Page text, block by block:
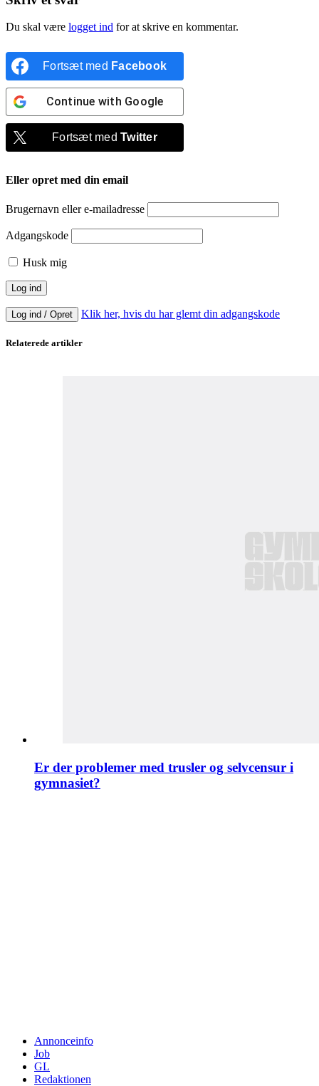
Du skal være logget ind for at skrive en kommentar.
Fortsæt med Facebook
Continue with Google
Fortsæt medTwitter
Eller opret med din email
Brugernavn eller e-mailadresse
Adgangskode
Husk mig
Log ind / Opret Klik her, hvis du har glemt din adgangskode
Relaterede artikler
Er der problemer med trusler og selvcensur i
gymnasiet?
Annonceinfo
Job
GL
Redaktionen